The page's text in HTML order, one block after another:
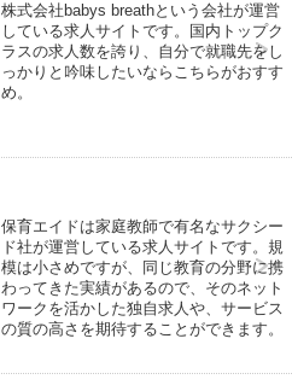
株式会社babys breathという会社が運営
している求人サイトです。国内トップク
ラスの求人数を誇り、自分で就職先をし
っかりと吟味したいならこちらがおすす
め。
保育エイドは家庭教師で有名なサクシー
ド社が運営している求人サイトです。規
模は小さめですが、同じ教育の分野に携
わってきた実績があるので、そのネット
ワークを活かした独自求人や、サービス
の質の高さを期待することができます。